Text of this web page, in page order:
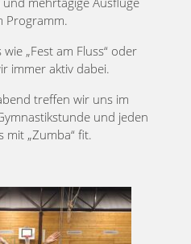
Programm.
„Fest am Fluss“ oder
immer aktiv dabei.
treffen wir uns im
und jeden
„Zumba“ fit.